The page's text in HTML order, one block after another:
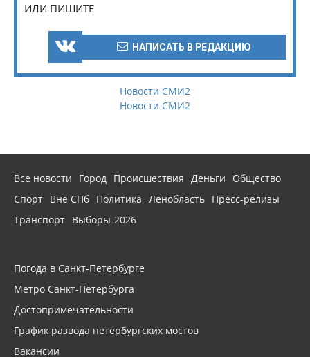
ИЛИ ПИШИТЕ
НАПИСАТЬ В РЕДАКЦИЮ
Новости СМИ2
Новости СМИ2
Все новости Город Происшествия Деньги
Общество
Спорт Вне СПб Политика Ленобласть Пресс-релизы
Транспорт Выборы-2026
Погода в Санкт-Петербурге
Метро Санкт-Петербурга
Достопримечательности
График развода петербургских мостов
Вакансии